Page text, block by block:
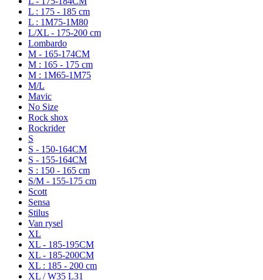
L : 175 - 185 cm
L : 1M75-1M80
L/XL - 175-200 cm
Lombardo
M - 165-174CM
M : 165 - 175 cm
M : 1M65-1M75
M/L
Mavic
No Size
Rock shox
Rockrider
S
S - 150-164CM
S - 155-164CM
S : 150 - 165 cm
S/M - 155-175 cm
Scott
Sensa
Stilus
Van rysel
XL
XL - 185-195CM
XL - 185-200CM
XL : 185 - 200 cm
XL / W35 L31